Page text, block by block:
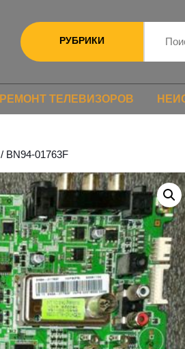
РУБРИКИ
РЕМОНТ ТЕЛЕВИЗОРОВ
/ BN94-01763F